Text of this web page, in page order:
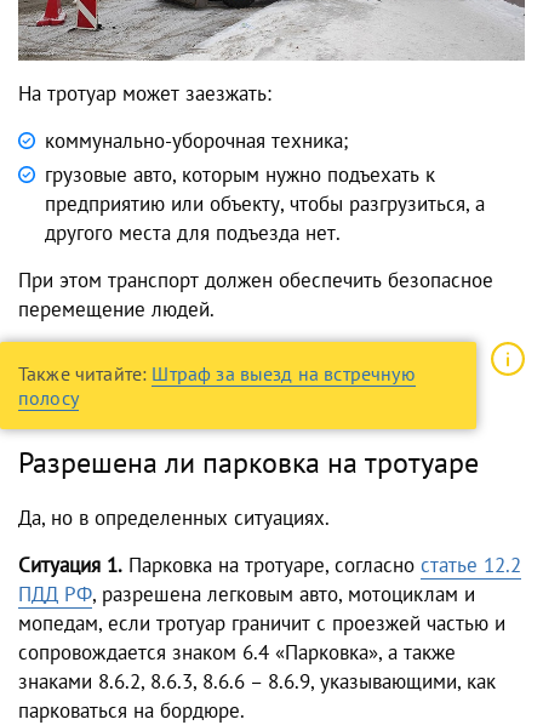
На тротуар может заезжать:
коммунально-уборочная техника;
грузовые авто, которым нужно подъехать к
предприятию или объекту, чтобы разгрузиться, а
другого места для подъезда нет.
При этом транспорт должен обеспечить безопасное
перемещение людей.
Также читайте: Штраф за выезд на встречную
полосу
Разрешена ли парковка на тротуаре
Да, но в определенных ситуациях.
Ситуация 1. Парковка на тротуаре, согласно статье 12.2
ПДД РФ, разрешена легковым авто, мотоциклам и
мопедам, если тротуар граничит с проезжей частью и
сопровождается знаком 6.4 «Парковка», а также
знаками 8.6.2, 8.6.3, 8.6.6 – 8.6.9, указывающими, как
парковаться на бордюре.